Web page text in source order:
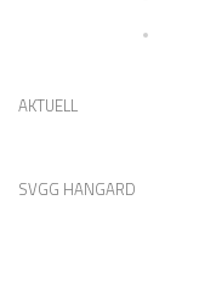
AKTUELL
SVGG HANGARD